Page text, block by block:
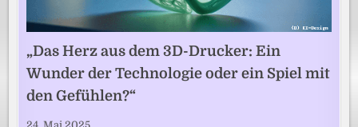
„Das Herz aus dem 3D-Drucker: Ein
Wunder der Technologie oder ein Spiel mit
den Gefühlen?“